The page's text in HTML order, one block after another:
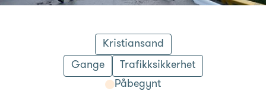
Kristiansand
Gange
Trafikksikkerhet
Påbegynt